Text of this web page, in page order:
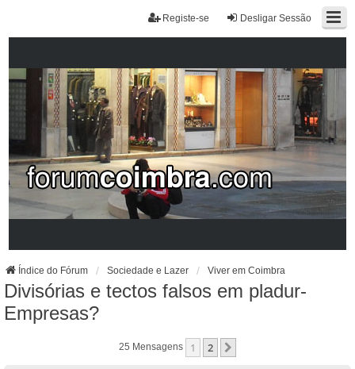
Desligar Sessão
Registe-se
Índice do Fórum Sociedade e Lazer Viver em Coimbra
Divisórias e tectos falsos em pladur-
Empresas?
25 Mensagens 1 2